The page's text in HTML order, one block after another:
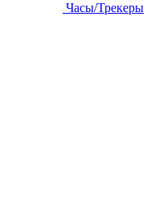
Часы/Трекеры